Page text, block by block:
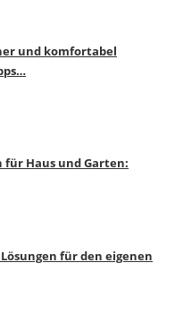
und komfortabel
für Haus und Garten:
für den eigenen